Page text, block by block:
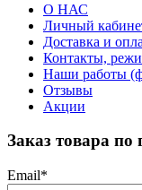
О НАС
Личный
Доставка и
Контакты,
Наши работы
Отзывы
Акции
Заказ товара по
Email*